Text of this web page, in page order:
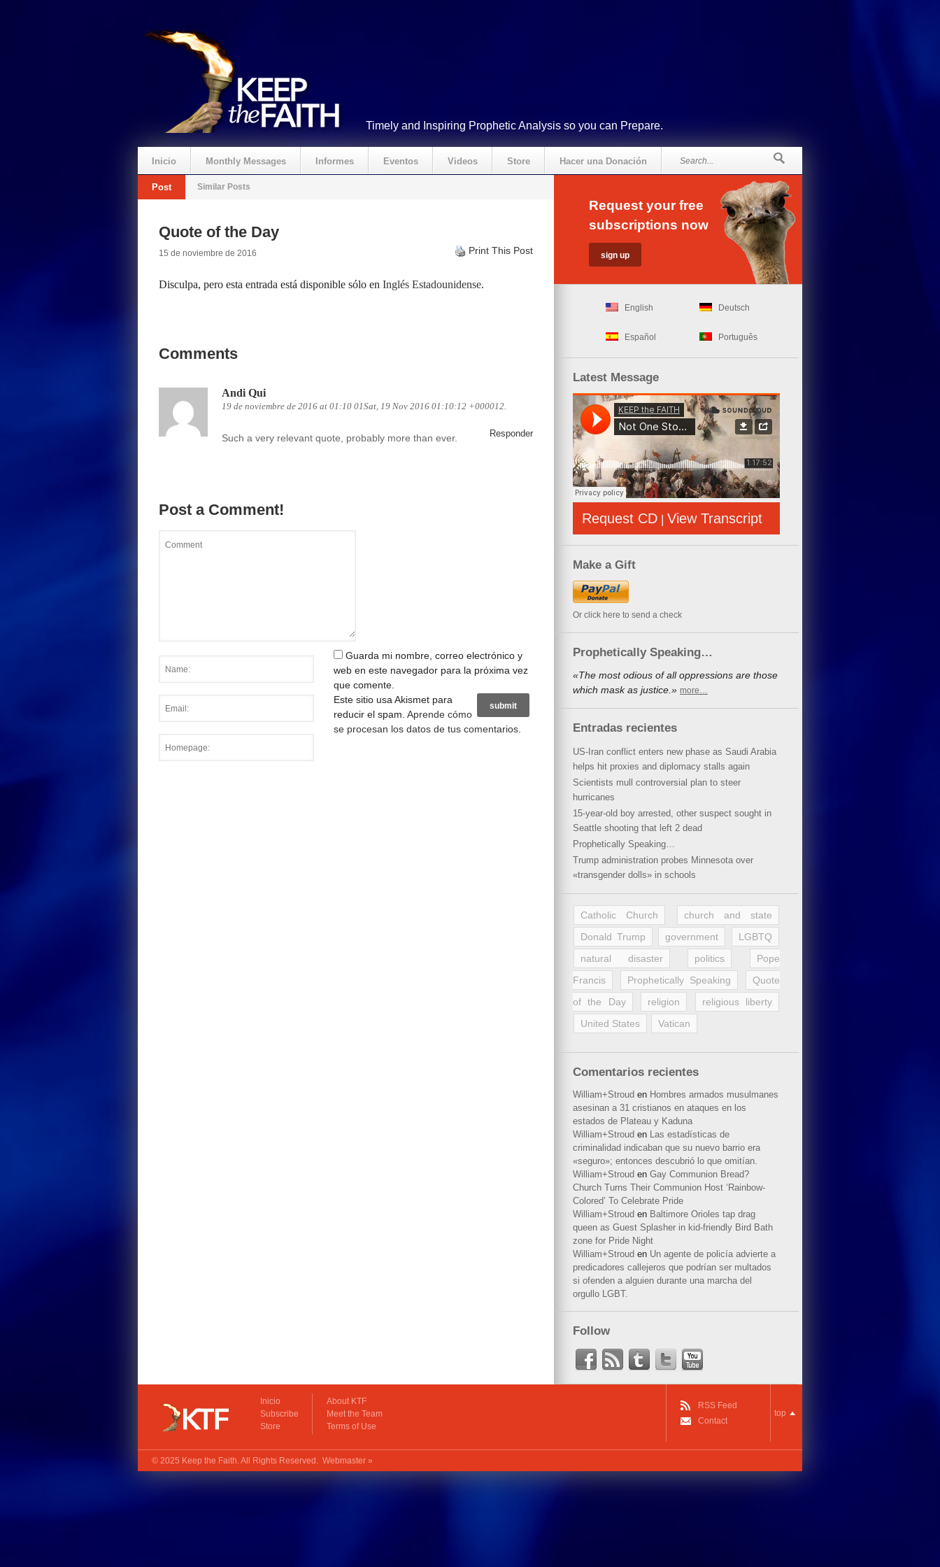
Timely and Inspiring Prophetic Analysis so you can Prepare.
Inicio Monthly Messages Informes Eventos Videos Store Hacer una Donación
Post Similar Posts
Quote of the Day
15 de noviembre de 2016 Print This Post
Disculpa, pero esta entrada está disponible sólo en Inglés Estadounidense.
Comments
Andi Qui
19 de noviembre de 2016 at 01:10 01Sat, 19 Nov 2016 01:10:12 +000012.
Responder
Such a very relevant quote, probably more than ever.
Post a Comment!
Guarda mi nombre, correo electrónico y
web en este navegador para la próxima vez
que comente.
Este sitio usa Akismet para
reducir el spam. Aprende cómo
se procesan los datos de tus comentarios
Request your free
subscriptions now
English Deutsch
Español Português
Latest Message
Request CD | View Transcript
Make a Gift
Or click here to send a check
Prophetically Speaking…
«The most odious of all oppressions are those
which mask as justice.» more…
Entradas recientes
US-Iran conflict enters new phase as Saudi Arabia
helps hit proxies and diplomacy stalls again
Scientists mull controversial plan to steer
hurricanes
15-year-old boy arrested, other suspect sought in
Seattle shooting that left 2 dead
Prophetically Speaking…
Trump administration probes Minnesota over
«transgender dolls» in schools
Catholic Church
church and state
Donald Trump
government
LGBTQ
natural disaster
politics
Pope
Francis
Prophetically Speaking
Quote
of the Day
religion
religious liberty
United States
Vatican
Comentarios recientes
William+Stroud en Hombres armados musulmanes
asesinan a 31 cristianos en ataques en los
estados de Plateau y Kaduna
William+Stroud en Las estadísticas de
criminalidad indicaban que su nuevo barrio era
«seguro»; entonces descubrió lo que omitían.
William+Stroud en Gay Communion Bread?
Church Turns Their Communion Host ‘Rainbow-
Colored’ To Celebrate Pride
William+Stroud en Baltimore Orioles tap drag
queen as Guest Splasher in kid-friendly Bird Bath
zone for Pride Night
William+Stroud en Un agente de policía advierte a
predicadores callejeros que podrían ser multados
si ofenden a alguien durante una marcha del
orgullo LGBT.
Follow
Inicio
Subscribe
Store
About KTF
Meet the Team
Terms of Use
RSS Feed
Contact
top
© 2025 Keep the Faith. All Rights Reserved. Webmaster »